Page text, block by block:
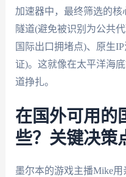
加速器中，最终筛选的
隧道(避免被识别为公共
国际出口拥堵点)、原生
证)。这就像在太平洋海
道挣扎。
在国外可用的
些？关键决策
墨尔本的游戏主播Mike